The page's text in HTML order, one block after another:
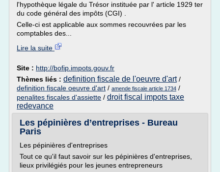
l'hypothèque légale du Trésor instituée par l' article 1929 ter
du code général des impôts (CGI) .
Celle-ci est applicable aux sommes recouvrées par les
comptables des...
Lire la suite
Site : http://bofip.impots.gouv.fr
Thèmes liés : definition fiscale de l'oeuvre d'art/
definition fiscale oeuvre d'art / amende fiscale article 1734 /
penalites fiscales d'assiette / droit fiscal impots taxe
redevance
Les pépinières d’entreprises - Bureau
Paris
Les pépinières d'entreprises
Tout ce qu'il faut savoir sur les pépinières d'entreprises,
lieux privilégiés pour les jeunes entrepreneurs